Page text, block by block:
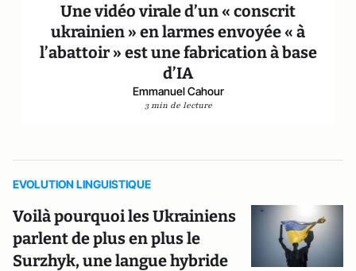
Une vidéo virale d’un « conscrit
ukrainien » en larmes envoyée « à
l’abattoir » est une fabrication à base
d’IA
Emmanuel Cahour
3 min de lecture
EVOLUTION LINGUISTIQUE
Voilà pourquoi les Ukrainiens
parlent de plus en plus le
Surzhyk, une langue hybride